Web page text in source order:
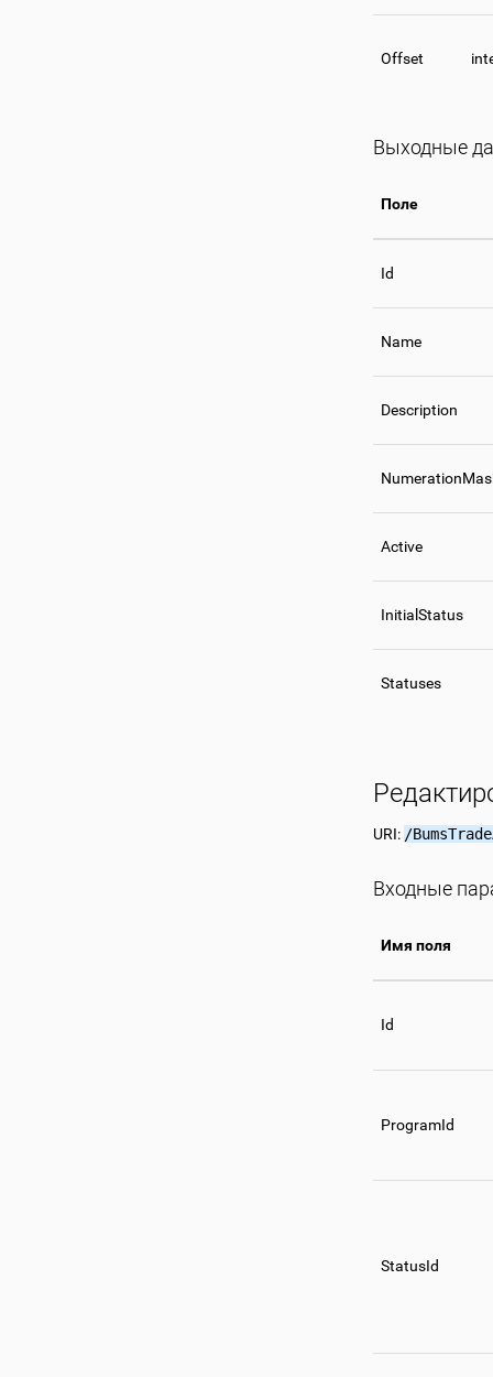
Offset
Выходные
Поле
Id
Name
Description
Active
InitialStatus
Statuses
URI: /
Входные
Имя поля
Id
ProgramId
StatusId